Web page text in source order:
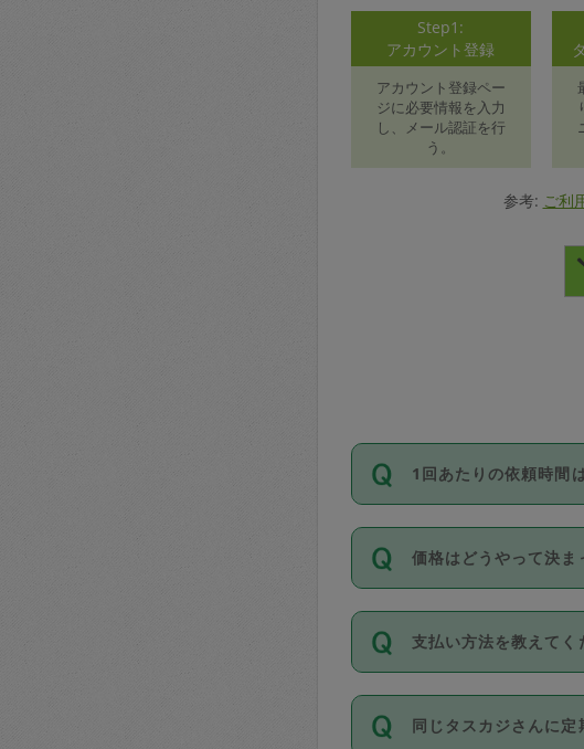
Step1:
アカウント登録
アカウント登録ペー
ジに必要情報を入力
し、メール認証を行
う。
参考: ご利
1回あたりの依頼時間
依頼1回につき3時間
い。機能をご利用い
が必要です。なお、3
価格はどうやって決ま
11種類の価格帯の中
タスカジさんの価格
除々に設定可能な最
支払い方法を教えてく
お支払方法はクレジ
Club）のみとなりま
同じタスカジさんに